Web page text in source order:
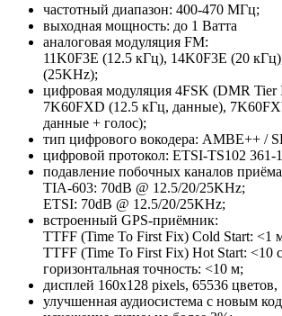
частотный диапазон: 400-470 МГц;
выходная мощность: до 1 Ватта
аналоговая модуляция FM:
11K0F3E (12.5 кГц), 14K0F3E (20
(25KHz);
цифровая модуляция 4FSK (DMR Tier
7K60FXD (12.5 кГц, данные),
данные + голос);
тип цифрового вокодера: AMBE++ /
цифровой протокол: ETSI-TS102 361-
подавление побочных каналов
TIA-603: 70dB @ 12.5/20/25KHz;
ETSI: 70dB @ 12.5/20/25KHz;
встроенный GPS-приёмник:
TTFF (Time To First Fix) Cold Start: <1
TTFF (Time To First Fix) Hot Start: <10
горизонтальная точность: <10 м;
дисплей 160x128 pixels, 65536
улучшенная аудиосистема с новым